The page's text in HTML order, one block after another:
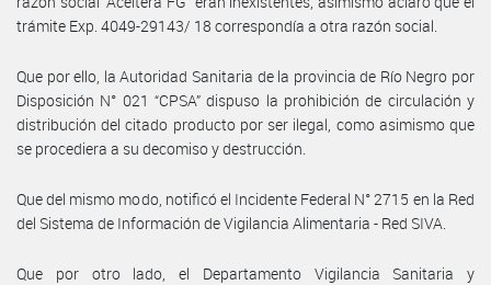
trámite Exp. 4049-29143/ 18 correspondía a otra razón social.
Que por ello, la Autoridad Sanitaria de la provincia de Río Negro por
Disposición N° 021 “CPSA” dispuso la prohibición de circulación y
distribución del citado producto por ser ilegal, como asimismo que
se procediera a su decomiso y destrucción.
Que del mismo modo, notificó el Incidente Federal N° 2715 en la Red
del Sistema de Información de Vigilancia Alimentaria - Red SIVA.
Que por otro lado, el Departamento Vigilancia Sanitaria y